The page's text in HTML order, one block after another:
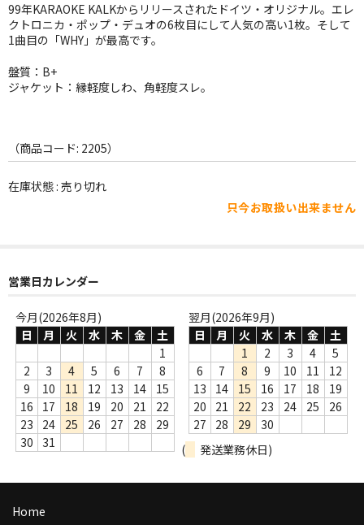
JAZZ-VOCAL
ROCK
WORLD
その他
Webのみ no.2
Webのみ no.3
Webのみ no.4
売り切れ
99年KARAOKE KALKからリリースされたドイツ・オリジナル。エレ
クトロニカ・ポップ・デュオの6枚目にして人気の高い1枚。そして
1曲目の「WHY」が最高です。
盤質：B+
ジャケット：縁軽度しわ、角軽度スレ。
（商品コード: 2205）
在庫状態 : 売り切れ
只今お取扱い出来ません
営業日カレンダー
今月(2026年8月)
日
月 火 水 木 金
土
1
2
3 4 5 6 7
8
9
10 11 12 13 14
15
16
17 18 19 20 21
22
23
24 25 26 27 28
29
30
31
翌月(2026年9月)
日
月 火 水 木 金
土
1
2 3 4
5
6
7 8 9 10 11
12
13
14 15 16 17 18
19
20
21 22 23 24 25
26
27
28 29
30
(
発送業務休日)
Home